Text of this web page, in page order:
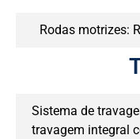
Rodas motrizes:
Sistema de
travagem integral